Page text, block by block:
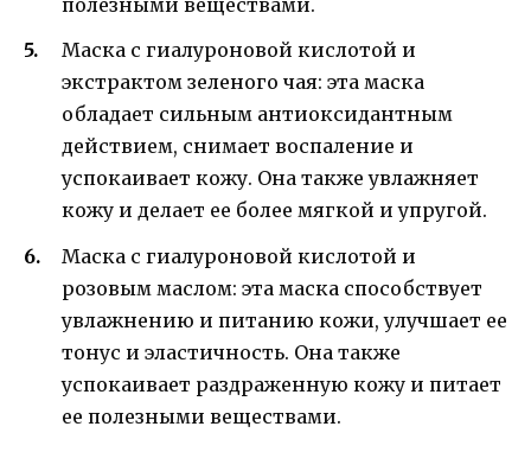
полезными веществами.
Маска с гиалуроновой кислотой и
экстрактом зеленого чая: эта маска
обладает сильным антиоксидантным
действием, снимает воспаление и
успокаивает кожу. Она также увлажняет
кожу и делает ее более мягкой и упругой.
Маска с гиалуроновой кислотой и
розовым маслом: эта маска способствует
увлажнению и питанию кожи, улучшает ее
тонус и эластичность. Она также
успокаивает раздраженную кожу и питает
ее полезными веществами.